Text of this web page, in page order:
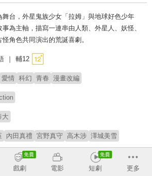
舞台，外星鬼族少女「拉姆」與地球好色少年
事為主軸，描寫一連串由人類、外星人、妖怪、
角色共同演出的荒誕喜劇。
輔12
愛情 科幻 青春 漫畫改編
大
內田真禮 宮野真守 高木涉 澤城美雪
戲劇 電影 短劇 更多